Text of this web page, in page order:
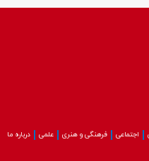
اجتماعی فرهنگی و هنری علمی درباره ما